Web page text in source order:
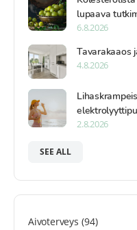
lupaava
6.8.2026
Tavarakaaos
4.8.2026
2.8.2026
SEE ALL
Aivoterveys (94)